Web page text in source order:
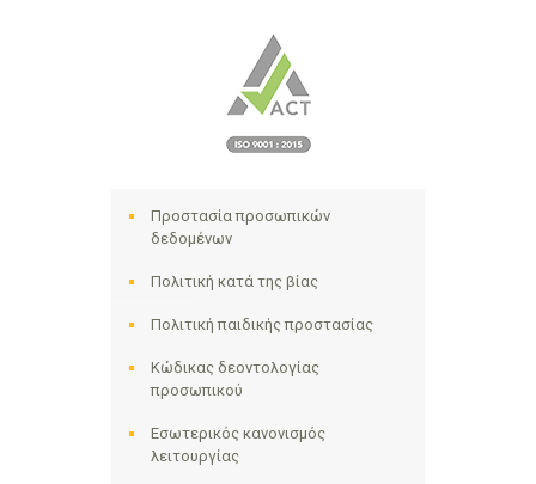
Προστασία προσωπικών
δεδομένων
Πολιτική κατά της βίας
Πολιτική παιδικής προστασίας
Κώδικας δεοντολογίας
προσωπικού
Εσωτερικός κανονισμός
λειτουργίας